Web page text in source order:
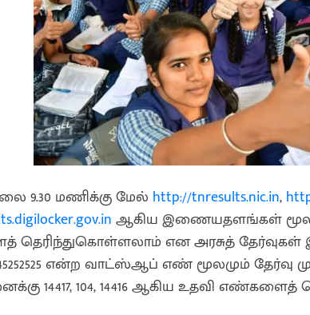
9.30 மணிக்கு மேல் http://tnresults.nic.in,
ஆகிய இணையதளங்கள் மூலம்
தெரிந்துகொள்ளலாம் என அரசுத்
என்ற வாட்ஸ்ஆப் எண் மூலமும் தேர்வு
14417, 104, 14416 ஆகிய உதவி